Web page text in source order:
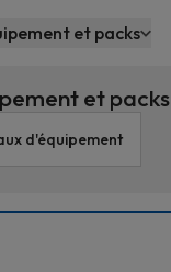
et packs
et packs
d'équipement